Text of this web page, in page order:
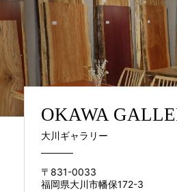
一枚板 ATELIER
MOKUBA について
商品情報
OKAWA
大川ギャラリー
〒831-0033
福岡県大川市幡保172-3